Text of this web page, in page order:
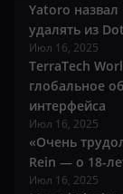
Yatoro
удалять из
Июл 16, 2025
TerraTech
глобальное
интерфейса
Июл 16, 2025
«Очень
Rein — о 18-
Июл 16, 2025